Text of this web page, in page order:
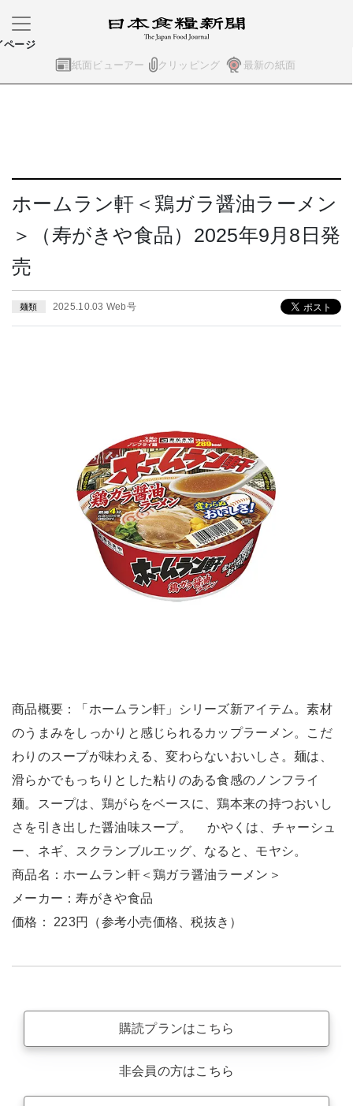
紙面ビューアー クリッピング 最新の紙面
ページ
ホームラン軒＜鶏ガラ醤油ラーメン
＞（寿がきや食品）2025年9月8日発
売
麺類 2025.10.03 Web号
商品概要：「ホームラン軒」シリーズ新アイテム。素材
のうまみをしっかりと感じられるカップラーメン。こだ
わりのスープが味わえる、変わらないおいしさ。麺は、
滑らかでもっちりとした粘りのある食感のノンフライ
麺。スープは、鶏がらをベースに、鶏本来の持つおいし
さを引き出した醤油味スープ。 かやくは、チャーシュ
ー、ネギ、スクランブルエッグ、なると、モヤシ。
商品名：ホームラン軒＜鶏ガラ醤油ラーメン＞
メーカー：寿がきや食品
価格： 223円（参考小売価格、税抜き）
購読プランはこちら
非会員の方はこちら